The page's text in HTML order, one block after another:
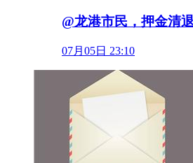
@龙港市民，押金清
07月05日 23:10